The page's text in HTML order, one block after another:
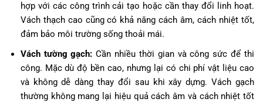
hợp với các công trình cải tạo hoặc cần thay đổi linh hoạt.
Vách thạch cao cũng có khả năng cách âm, cách nhiệt tốt,
đảm bảo môi trường sống thoải mái.
Vách tường gạch: Cần nhiều thời gian và công sức để thi
công. Mặc dù độ bền cao, nhưng lại có chi phí vật liệu cao
và không dễ dàng thay đổi sau khi xây dựng. Vách gạch
thường không mang lại hiệu quả cách âm và cách nhiệt tốt